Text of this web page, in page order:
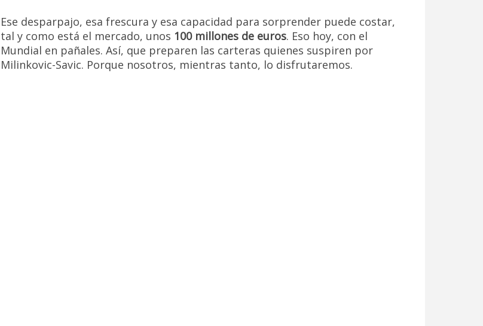
Ese desparpajo, esa frescura y esa capacidad para sorprender puede costar,
tal y como está el mercado, unos 100 millones de euros. Eso hoy, con el
Mundial en pañales. Así, que preparen las carteras quienes suspiren por
Milinkovic-Savic. Porque nosotros, mientras tanto, lo disfrutaremos.